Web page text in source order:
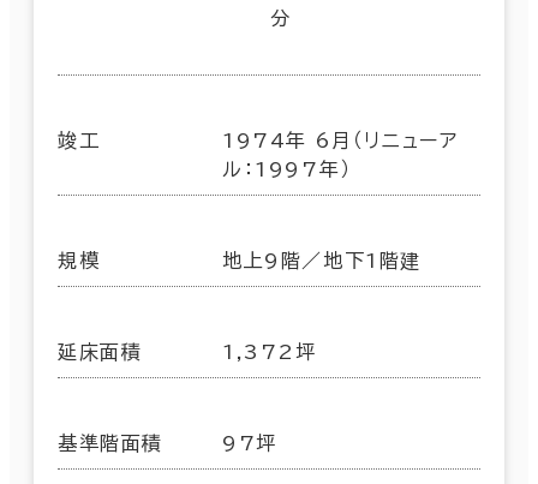
分
竣工
1974年 6月（リニューア
ル：1997年）
規模 地上9階／地下1階建
延床面積 1,372坪
基準階面積 97坪